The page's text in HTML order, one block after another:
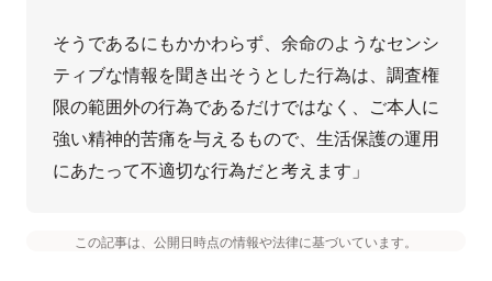
そうであるにもかかわらず、余命のようなセンシ
ティブな情報を聞き出そうとした行為は、調査権
限の範囲外の行為であるだけではなく、ご本人に
強い精神的苦痛を与えるもので、生活保護の運用
にあたって不適切な行為だと考えます」
この記事は、公開日時点の情報や法律に基づいています。